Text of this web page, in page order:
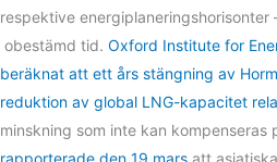
respektive
obestämd tid. Oxford Institute for
beräknat att ett års stängning av
reduktion av global LNG-kapacitet
minskning som inte kan kompenseras
rapporterade den 19 mars att